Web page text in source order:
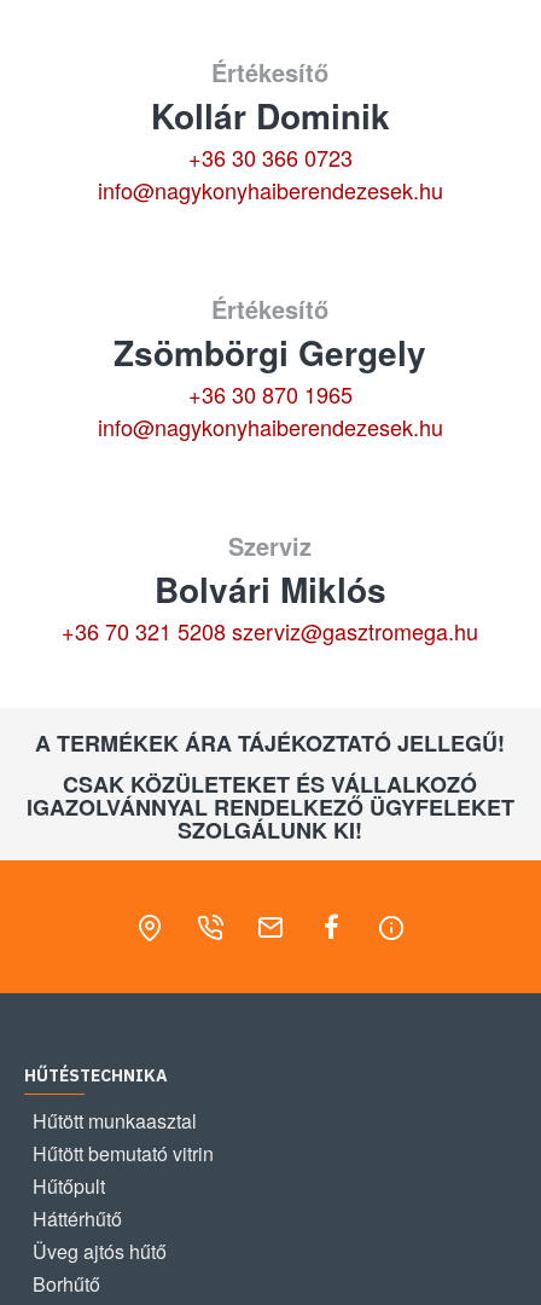
Értékesítő
Kollár Dominik
+36 30 366 0723
info@nagykonyhaiberendezesek.hu
Értékesítő
Zsömbörgi Gergely
+36 30 870 1965
info@nagykonyhaiberendezesek.hu
Szerviz
Bolvári Miklós
+36 70 321 5208 szerviz@gasztromega.hu
A TERMÉKEK ÁRA TÁJÉKOZTATÓ JELLEGŰ!
CSAK KÖZÜLETEKET ÉS VÁLLALKOZÓ
IGAZOLVÁNNYAL RENDELKEZŐ ÜGYFELEKET
SZOLGÁLUNK KI!
HŰTÉSTECHNIKA
Hűtött munkaasztal
Hűtött bemutató vitrin
Hűtőpult
Háttérhűtő
Üveg ajtós hűtő
Borhűtő